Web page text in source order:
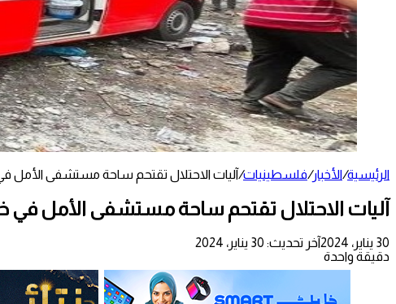
الرئيسية/الأخبار/فلسطينيات/آليات الاحتلال تقتحم ساحة مستشفى الأمل
آليات الاحتلال تقتحم ساحة مستشفى الأمل في
30 يناير، 2024
آخر تحديث: 30 يناير، 2024
دقيقة واحدة